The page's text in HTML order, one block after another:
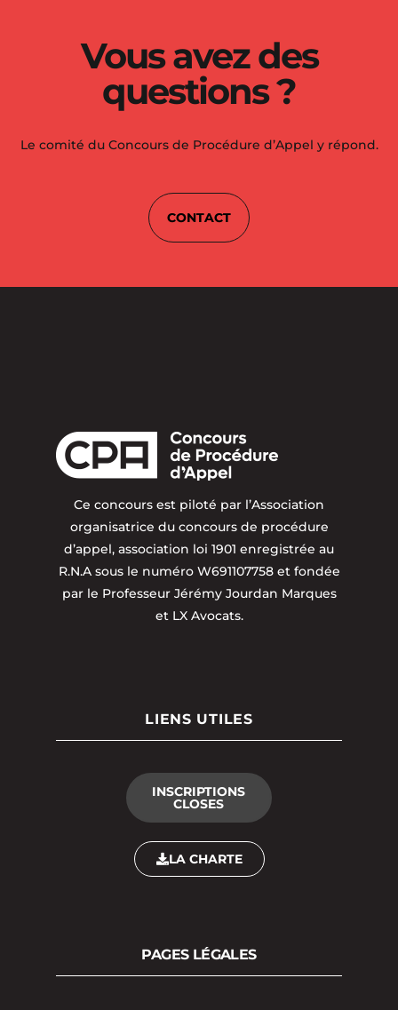
Vous avez des
questions ?
Le comité du Concours de Procédure d’Appel y répond.
CONTACT
Ce concours est piloté par l’Association
organisatrice du concours de procédure
d’appel, association loi 1901 enregistrée au
R.N.A sous le numéro W691107758 et fondée
par le Professeur Jérémy Jourdan Marques
et LX Avocats.
LIENS UTILES
INSCRIPTIONS
CLOSES
LA CHARTE
PAGES LÉGALES